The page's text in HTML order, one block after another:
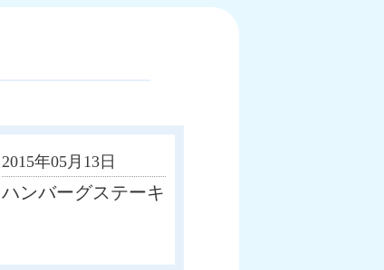
2015年05月13日
ハンバーグステーキ